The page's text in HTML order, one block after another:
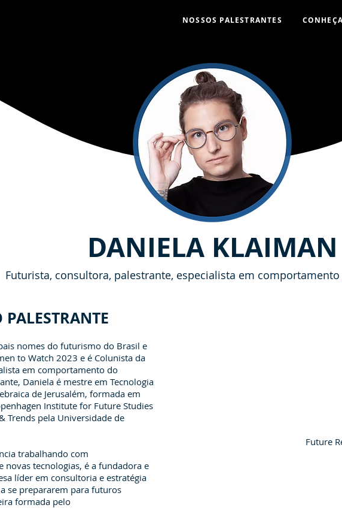
NOSSOS PALESTRANTES
DANIELA KLAIMAN
Futurista, consultora, palestrante, especialista em
nomes do futurismo do Brasil e
to Watch 2023 e é Colunista da
em comportamento do
Daniela é mestre em Tecnologia
de Jerusalém, formada em
Institute for Future Studies
Trends pela Universidade de
trabalhando com
tecnologias, é a fundadora e
líder em consultoria e estratégia
se prepararem para futuros
formada pelo
Future